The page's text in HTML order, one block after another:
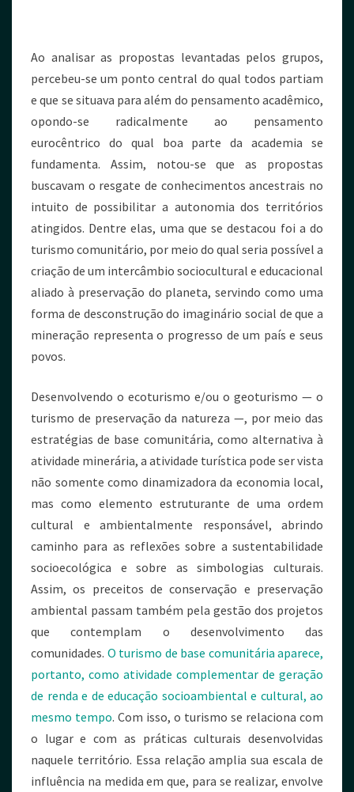
Ao analisar as propostas levantadas pelos grupos,
percebeu-se um ponto central do qual todos partiam
e que se situava para além do pensamento acadêmico,
opondo-se radicalmente ao pensamento
eurocêntrico do qual boa parte da academia se
fundamenta. Assim, notou-se que as propostas
buscavam o resgate de conhecimentos ancestrais no
intuito de possibilitar a autonomia dos territórios
atingidos. Dentre elas, uma que se destacou foi a do
turismo comunitário, por meio do qual seria possível a
criação de um intercâmbio sociocultural e educacional
aliado à preservação do planeta, servindo como uma
forma de desconstrução do imaginário social de que a
mineração representa o progresso de um país e seus
povos.
Desenvolvendo o ecoturismo e/ou o geoturismo — o
turismo de preservação da natureza —, por meio das
estratégias de base comunitária, como alternativa à
atividade minerária, a atividade turística pode ser vista
não somente como dinamizadora da economia local,
mas como elemento estruturante de uma ordem
cultural e ambientalmente responsável, abrindo
caminho para as reflexões sobre a sustentabilidade
socioecológica e sobre as simbologias culturais.
Assim, os preceitos de conservação e preservação
ambiental passam também pela gestão dos projetos
que contemplam o desenvolvimento das
comunidades. O turismo de base comunitária aparece,
portanto, como atividade complementar de geração
de renda e de educação socioambiental e cultural, ao
mesmo tempo. Com isso, o turismo se relaciona com
o lugar e com as práticas culturais desenvolvidas
naquele território. Essa relação amplia sua escala de
influência na medida em que, para se realizar, envolve